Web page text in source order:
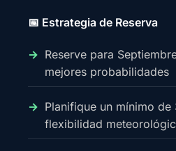
📅 Estrategia de Reserva
Reserve para
mejores probabilidades
Planifique un mínimo
flexibilidad